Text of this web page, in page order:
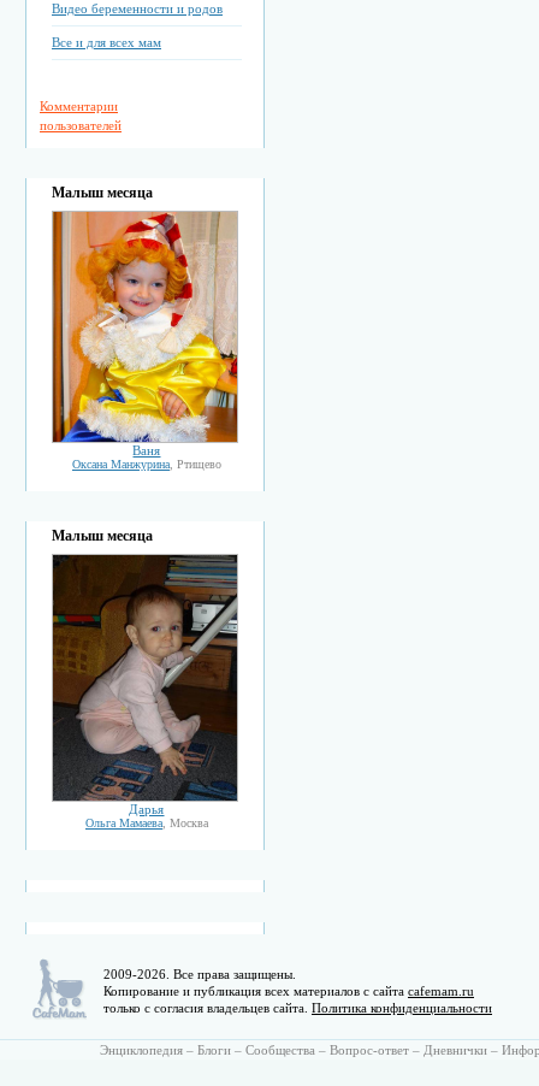
Видео беременности и родов
Все и для всех мам
Комментарии
пользователей
Малыш месяца
Ваня
Оксана Манжурина, Ртищево
Малыш месяца
Дарья
Ольга Мамаева, Москва
2009-2026. Все права защищены.
Копирование и публикация всех материалов с сайта cafemam.ru
только с согласия владельцев сайта. Политика конфиденциальности
Энциклопедия – Блоги – Сообщества – Вопрос-ответ – Дневнички –